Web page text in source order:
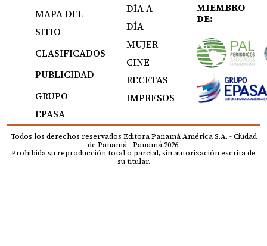
MAPA DEL
SITIO
CLASIFICADOS
PUBLICIDAD
GRUPO
EPASA
DÍA A
DÍA
MUJER
CINE
RECETAS
IMPRESOS
MIEMBRO
DE:
Todos los derechos reservados Editora Panamá América S.A. - Ciudad
de Panamá - Panamá 2026.
Prohibida su reproducción total o parcial, sin autorización escrita de
su titular.